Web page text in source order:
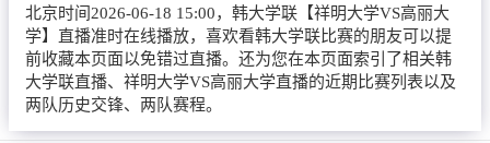
足球录像
篮球录像
新闻
北京时间2026-06-18 15:00，韩大学联【祥明大学VS高丽大
学】直播准时在线播放，喜欢看韩大学联比赛的朋友可以提
前收藏本页面以免错过直播。还为您在本页面索引了相关韩
大学联直播、祥明大学VS高丽大学直播的近期比赛列表以及
两队历史交锋、两队赛程。